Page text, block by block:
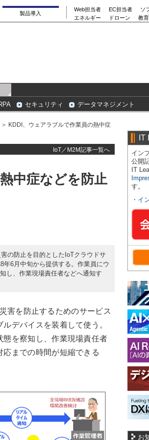
製品導入
Web担当者 EC担当者
ソ
エネルギー
ドローン 教
セキュリティ データマネジメント
＞ KDDI、ウェアラブルで作業員の熱中症
IoT／M2M記事一覧へ
中症などを防止
の防止を目的としたIoTクラウドサ
6月中旬から提供する。作業員にウ
し、作業現場責任者などへ通知す
害を防止するためのサービス
デバイスを装着して使う。
を察知し、作業現場責任者
までの時間が短縮できる
IT
イン
公開
IT
す。
・ イ
お